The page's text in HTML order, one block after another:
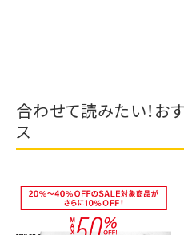
合わせて読みたい！お
ス